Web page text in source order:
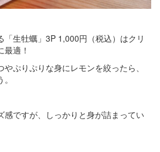
生牡蠣」3P 1,000円（税込）はクリ
適！
ぷりぷりな身にレモンを絞ったら、
感ですが、しっかりと身が詰まってい